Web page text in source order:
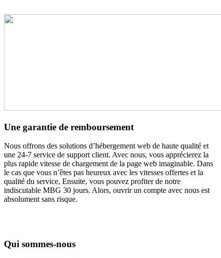
Une garantie de remboursement
Nous offrons des solutions d’hébergement web de haute qualité et
une 24-7 service de support client. Avec nous, vous apprécierez la
plus rapide vitesse de chargement de la page web imaginable. Dans
le cas que vous n’êtes pas heureux avec les vitesses offertes et la
qualité du service, Ensuite, vous pouvez profiter de notre
indiscutable MBG 30 jours. Alors, ouvrir un compte avec nous est
absolument sans risque.
Qui sommes-nous